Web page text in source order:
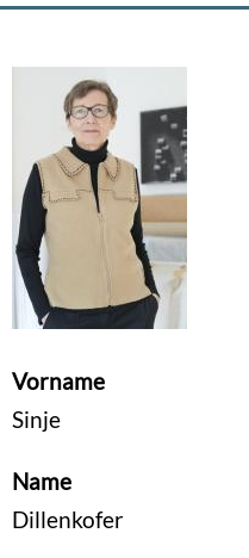
Vorname
Sinje
Name
Dillenkofer